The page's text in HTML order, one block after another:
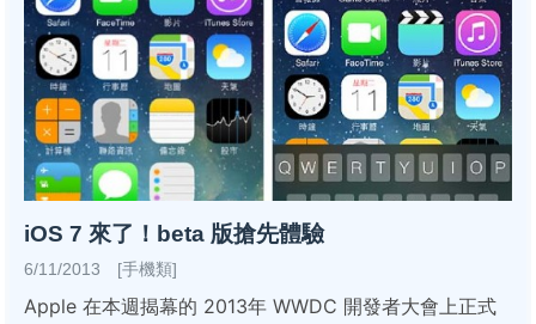
iOS 7 來了！beta 版搶先體驗
6/11/2013 [手機類]
Apple 在本週揭幕的 2013年 WWDC 開發者大會上正式